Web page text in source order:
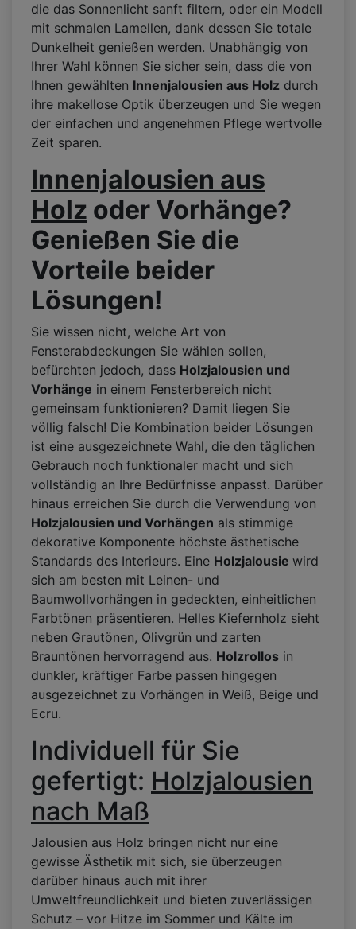
die das Sonnenlicht sanft filtern, oder ein Modell
mit schmalen Lamellen, dank dessen Sie totale
Dunkelheit genießen werden. Unabhängig von
Ihrer Wahl können Sie sicher sein, dass die von
Ihnen gewählten Innenjalousien aus Holz durch
ihre makellose Optik überzeugen und Sie wegen
der einfachen und angenehmen Pflege wertvolle
Zeit sparen.
Innenjalousien aus
Holz oder Vorhänge?
Genießen Sie die
Vorteile beider
Lösungen!
Sie wissen nicht, welche Art von
Fensterabdeckungen Sie wählen sollen,
befürchten jedoch, dass Holzjalousien und
Vorhänge in einem Fensterbereich nicht
gemeinsam funktionieren? Damit liegen Sie
völlig falsch! Die Kombination beider Lösungen
ist eine ausgezeichnete Wahl, die den täglichen
Gebrauch noch funktionaler macht und sich
vollständig an Ihre Bedürfnisse anpasst. Darüber
hinaus erreichen Sie durch die Verwendung von
Holzjalousien und Vorhängen als stimmige
dekorative Komponente höchste ästhetische
Standards des Interieurs. Eine Holzjalousie wird
sich am besten mit Leinen- und
Baumwollvorhängen in gedeckten, einheitlichen
Farbtönen präsentieren. Helles Kiefernholz sieht
neben Grautönen, Olivgrün und zarten
Brauntönen hervorragend aus. Holzrollos in
dunkler, kräftiger Farbe passen hingegen
ausgezeichnet zu Vorhängen in Weiß, Beige und
Ecru.
Individuell für Sie
gefertigt: Holzjalousien
nach Maß
Jalousien aus Holz bringen nicht nur eine
gewisse Ästhetik mit sich, sie überzeugen
darüber hinaus auch mit ihrer
Umweltfreundlichkeit und bieten zuverlässigen
Schutz – vor Hitze im Sommer und Kälte im